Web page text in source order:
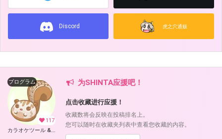
Discord 虎之穴通贩
117
プログラム
カラオケツール & UTAU 支援ツール (SHINTA)
为SHINTA应援吧！
点击收藏进行应援！
收藏数将会反映在投稿排名上。
您可以随时在收藏夹列表中查看您收藏的内容。